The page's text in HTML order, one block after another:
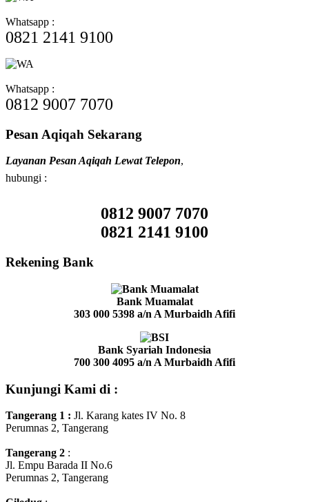
Whatsapp :
0821 2141 9100
Whatsapp :
0812 9007 7070
Pesan Aqiqah Sekarang
Layanan Pesan Aqiqah Lewat Telepon,
hubungi :
0812 9007 7070
0821 2141 9100
Rekening Bank
Bank Muamalat
303 000 5398 a/n A Murbaidh Afifi
Bank Syariah Indonesia
700 300 4095 a/n A Murbaidh Afifi
Kunjungi Kami di :
Tangerang 1 : Jl. Karang kates IV No. 8
Perumnas 2, Tangerang
Tangerang 2 :
Jl. Empu Barada II No.6
Perumnas 2, Tangerang